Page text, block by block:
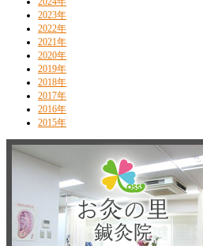
2023年
2022年
2021年
2020年
2019年
2018年
2017年
2016年
2015年